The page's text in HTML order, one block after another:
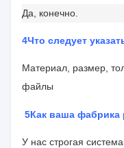
Да, конечно.
4Что следует
Материал, размер,
файлы
5Как ваша фабрика
У нас строгая